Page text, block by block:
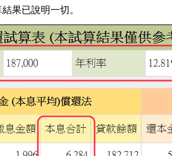
果已說明一切。